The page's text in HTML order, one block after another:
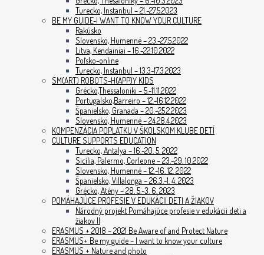
Turecko, Instanbul – 21.-27.5.2023
BE MY GUIDE-I WANT TO KNOW YOUR CULTURE
Rakúsko
Slovensko, Humenné – 23.-27.5.2022
Litva, Kendainiai – 16.-22.10.2022
Poľsko-online
Turecko, Instanbul – 13.3-17.3.2023
SM(ART) ROBOTS-H(APP)Y KIDS
Grécko,Thessaloniki – 5.-11.11.2022
Portugalsko,Barreiro – 12.-16.12.2022
Španielsko, Granada – 20.-25.2.2023
Slovensko, Humenné – 24.28.4.2023
KOMPENZÁCIA POPLATKU V ŠKOLSKOM KLUBE DETÍ
CULTURE SUPPORTS EDUCATION
Turecko, Antalya – 16.-20. 5. 2022
Sicília, Palermo, Corleone – 23.-29. 10.2022
Slovensko, Humenné – 12.-16. 12. 2022
Španielsko, Villalonga – 26.3.-1. 4. 2023
Grécko, Atény – 28. 5.-3. 6. 2023
POMÁHAJÚCE PROFESIE V EDUKÁCII DETI A ŽIAKOV
Národný projekt Pomáhajúce profesie v edukácii deti a
žiakov II
ERASMUS + 2018 – 2021 Be Aware of and Protect Nature
ERASMUS+ Be my guide – I want to know your culture
ERASMUS + Nature and photo